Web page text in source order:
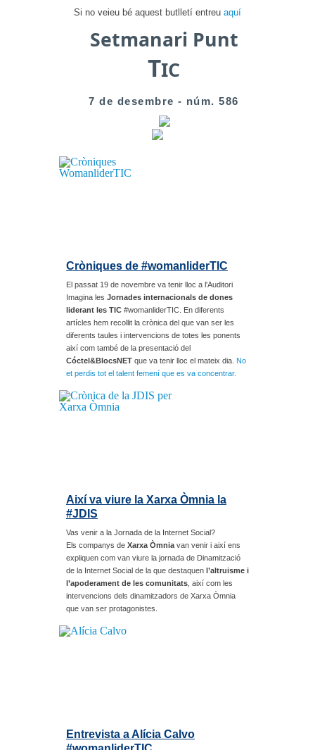
Si no veieu bé aquest butlletí entreu aquí
Setmanari Punt
TIC
7 de desembre - núm. 586
Cròniques de #womanliderTIC
El passat 19 de novembre va tenir lloc a l'Auditori
Imagina les Jornades internacionals de dones
liderant les TIC #womanliderTIC. En diferents
artícles hem recollit la crònica del que van ser les
diferents taules i intervencions de totes les ponents
així com també de la presentació del
Cóctel&BlocsNET que va tenir lloc el mateix dia. No
et perdis tot el talent femení que es va concentrar.
Així va viure la Xarxa Òmnia la
#JDIS
Vas venir a la Jornada de la Internet Social?
Els companys de Xarxa Òmnia van venir i així ens
expliquen com van viure la jornada de Dinamització
de la Internet Social de la que destaquen l’altruisme i
l’apoderament de les comunitats , així com les
intervencions dels dinamitzadors de Xarxa Òmnia
que van ser protagonistes.
Entrevista a Alícia Calvo